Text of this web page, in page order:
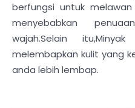
berfungsi untuk
menyebabkan
wajah.Selain
melembapkan kulit yang
anda lebih lembap.